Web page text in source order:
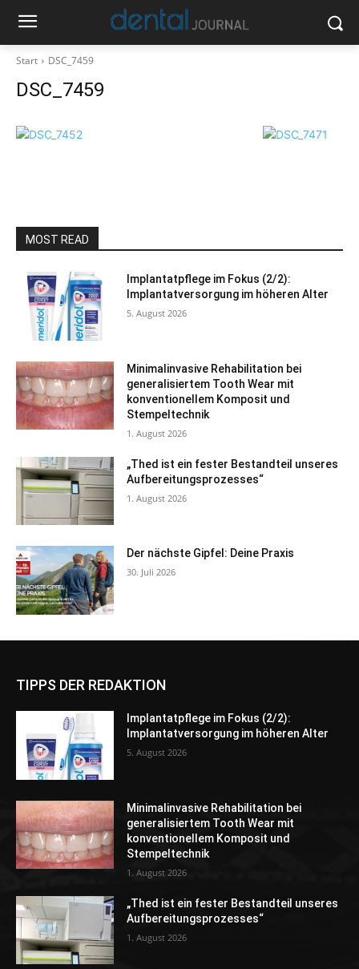
Start DSC_7459
DSC_7459
MOST READ
Implantatpflege im Fokus (2/2):
Implantatversorgung im höheren Alter
5. August 2026
Minimalinvasive Rehabilitation bei
generalisiertem Tooth Wear mit
konventionellem Komposit und
Stempeltechnik
1. August 2026
„Thed ist ein fester Bestandteil unseres
Aufbereitungsprozesses“
1. August 2026
Der nächste Gipfel: Deine Praxis
30. Juli 2026
TIPPS DER REDAKTION
Implantatpflege im Fokus (2/2):
Implantatversorgung im höheren Alter
5. August 2026
Minimalinvasive Rehabilitation bei
generalisiertem Tooth Wear mit
konventionellem Komposit und
Stempeltechnik
1. August 2026
„Thed ist ein fester Bestandteil unseres
Aufbereitungsprozesses“
1. August 2026